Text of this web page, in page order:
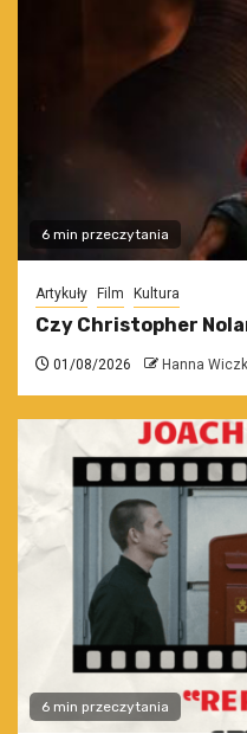
6 min przeczytania
Artykuły Film Kultura
Czy Christopher
01/08/2026 Hanna
6 min przeczytania